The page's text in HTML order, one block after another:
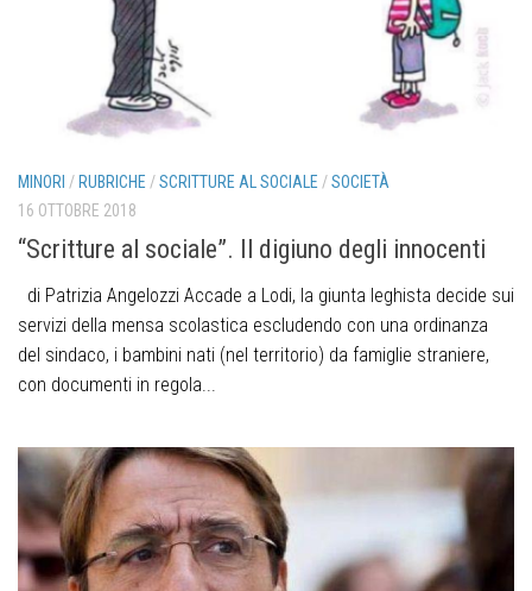
MINORI / RUBRICHE /SCRITTURE AL SOCIALE /SOCIETÀ
16 OTTOBRE 2018
“Scritture al sociale”. Il digiuno degli innocenti
di Patrizia Angelozzi Accade a Lodi, la giunta leghista decide sui
servizi della mensa scolastica escludendo con una ordinanza
del sindaco, i bambini nati (nel territorio) da famiglie straniere,
con documenti in regola...